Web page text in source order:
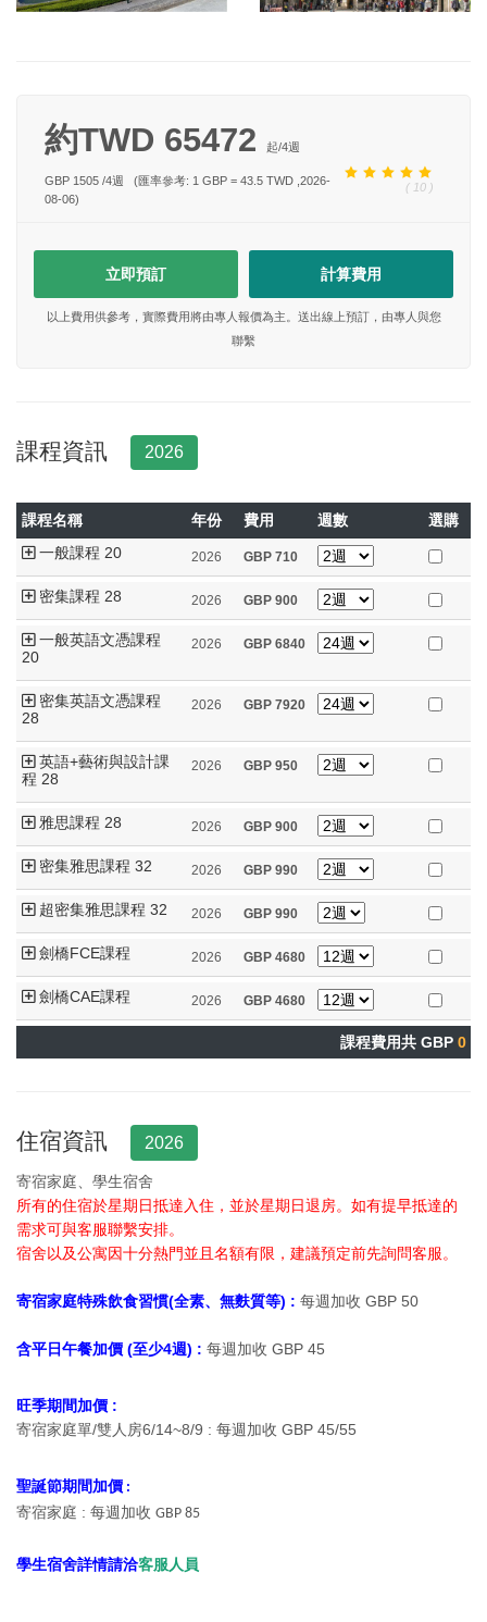
約TWD 65472 起/4週
GBP 1505 /4週 ( 10 )
(匯率參考: 1 GBP = 43.5 TWD ,2026-
08-06)
立即預訂 計算費用
以上費用供參考，實際費用將由專人報價為主。送出線上預訂，由專人與您
聯繫
課程資訊 2026
課程名稱 年份 費用 週數
選購
一般課程 20
2026 GBP 710
密集課程 28 2026 GBP 900
一般英語文憑課程
20
2026 GBP 6840
密集英語文憑課程
28
2026 GBP 7920
英語+藝術與設計課
程 28
2026 GBP 950
雅思課程 28 2026 GBP 900
密集雅思課程 32 2026 GBP 990
超密集雅思課程 32 2026 GBP 990
劍橋FCE課程 2026 GBP 4680
劍橋CAE課程 2026 GBP 4680
課程費用共 GBP 0
住宿資訊 2026
寄宿家庭、學生宿舍
所有的住宿於星期日抵達入住，並於星期日退房。如有提早抵達的
需求可與客服聯繫安排。
宿舍以及公寓因十分熱門並且名額有限，建議預定前先詢問客服。
寄宿家庭特殊飲食習慣(全素、無麩質等) : 每週加收 GBP 50
含平日午餐加價 (至少4週) : 每週加收 GBP 45
旺季期間加價 :
寄宿家庭單/雙人房6/14~8/9 : 每週加收 GBP 45/55
聖誕節期間加價 :
寄宿家庭 : 每週加收 GBP 85
學生宿舍詳情請洽客服人員